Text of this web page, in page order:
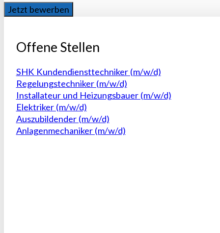
Jetzt bewerben
Offene Stellen
SHK Kundendiensttechniker (m/w/d)
Regelungstechniker (m/w/d)
Installateur und Heizungsbauer (m/w/d)
Elektriker (m/w/d)
Auszubildender (m/w/d)
Anlagenmechaniker (m/w/d)